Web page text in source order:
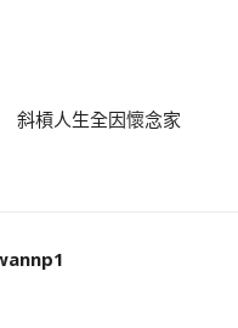
斜槓人生全因懷念家